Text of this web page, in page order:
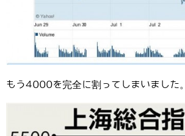
もう4000を完全に割ってしまいました。